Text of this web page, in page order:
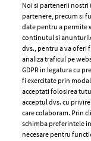
ELLE Style
2024
Despre
Romania
Contact
Noi si partenerii nostri
partenere, precum si
date pentru a permite
continutul si
dvs., pentru a va oferi
analiza traficul pe
GDPR in legatura cu
fi exercitate prin
acceptati folosirea
acceptul dvs. cu
care colaboram. Prin
schimba preferintele
necesare pentru